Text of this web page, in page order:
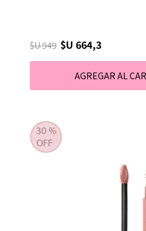
$U 949 $U 664,3